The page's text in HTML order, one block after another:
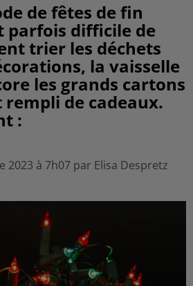
de fêtes de fin
parfois difficile de
trier les déchets
la vaisselle
les grands cartons
de cadeaux.
:
2023 à 7h07 par Elisa Despretz